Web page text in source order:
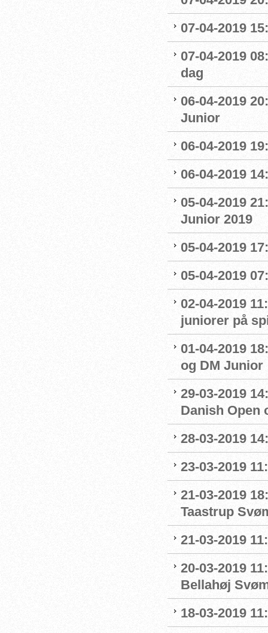
07-04-2019
07-04-2019
dag
06-04-2019
Junior
06-04-2019
06-04-2019
05-04-2019
Junior 2019
05-04-2019
05-04-2019
02-04-2019
juniorer på
01-04-2019
og DM Junior
29-03-2019
Danish Open
28-03-2019
23-03-2019
21-03-2019
Taastrup
21-03-2019
20-03-2019
Bellahøj
18-03-2019